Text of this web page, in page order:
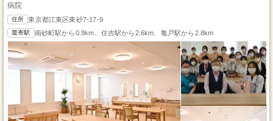
病院
住所 東京都江東区東砂7-17-9
最寄駅 南砂町駅から0.9km、住吉駅から2.6km、亀戸駅から2.8km